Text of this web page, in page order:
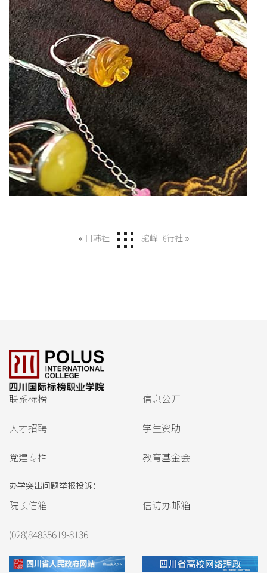
« 日韩社 驼峰飞行社 »
联系标榜 信息公开
人才招聘 学生资助
党建专栏 教育基金会
办学突出问题举报投诉：
院长信箱 信访办邮箱
(028)84835619-8136